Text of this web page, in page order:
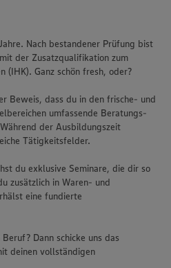
Nach bestandener Prüfung bist
der Zusatzqualifikation zum
(IHK). Ganz schön fresh, oder?
Beweis, dass du in den frische- und
umfassende Beratungs-
der Ausbildungszeit
Tätigkeitsfelder.
du exklusive Seminare, die dir so
zusätzlich in Waren- und
eine fundierte
Dann schicke uns das
deinen vollständigen